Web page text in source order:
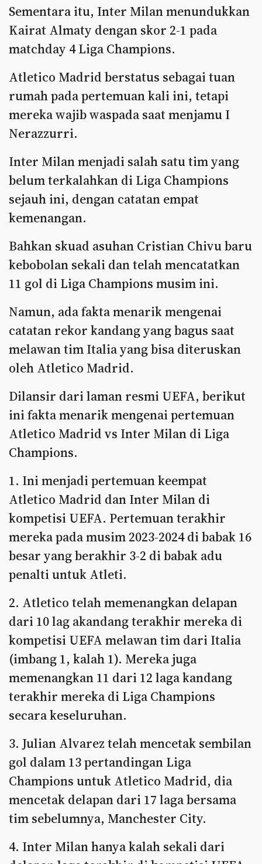
Sementara itu, Inter Milan menundukkan
Kairat Almaty dengan skor 2-1 pada
matchday 4 Liga Champions.
Atletico Madrid berstatus sebagai tuan
rumah pada pertemuan kali ini, tetapi
mereka wajib waspada saat menjamu I
Nerazzurri.
Inter Milan menjadi salah satu tim yang
belum terkalahkan di Liga Champions
sejauh ini, dengan catatan empat
kemenangan.
Bahkan skuad asuhan Cristian Chivu baru
kebobolan sekali dan telah mencatatkan
11 gol di Liga Champions musim ini.
Namun, ada fakta menarik mengenai
catatan rekor kandang yang bagus saat
melawan tim Italia yang bisa diteruskan
oleh Atletico Madrid.
Dilansir dari laman resmi UEFA, berikut
ini fakta menarik mengenai pertemuan
Atletico Madrid vs Inter Milan di Liga
Champions.
1. Ini menjadi pertemuan keempat
Atletico Madrid dan Inter Milan di
kompetisi UEFA. Pertemuan terakhir
mereka pada musim 2023-2024 di babak 16
besar yang berakhir 3-2 di babak adu
penalti untuk Atleti.
2. Atletico telah memenangkan delapan
dari 10 lag akandang terakhir mereka di
kompetisi UEFA melawan tim dari Italia
(imbang 1, kalah 1). Mereka juga
memenangkan 11 dari 12 laga kandang
terakhir mereka di Liga Champions
secara keseluruhan.
3. Julian Alvarez telah mencetak sembilan
gol dalam 13 pertandingan Liga
Champions untuk Atletico Madrid, dia
mencetak delapan dari 17 laga bersama
tim sebelumnya, Manchester City.
4. Inter Milan hanya kalah sekali dari